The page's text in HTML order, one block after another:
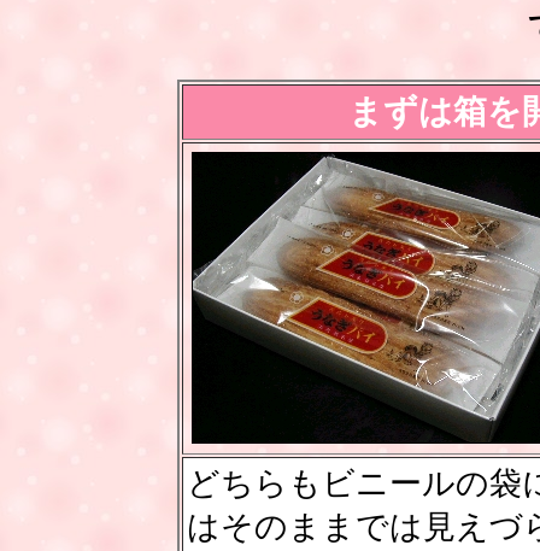
まずは箱
どちらもビニールの袋
はそのままでは見えづ